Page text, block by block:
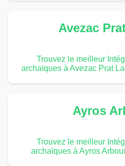
Avezac
Trouvez le meilleur
archaïques à Avezac Prat
Ayros
Trouvez le meilleur
archaïques à Ayros